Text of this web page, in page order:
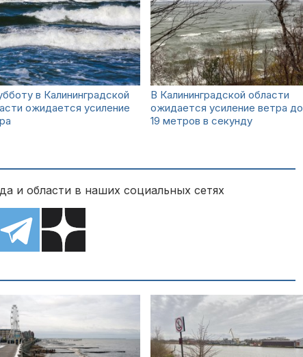
в Калининградской
ожидается усиление
В Калининградской области
ожидается усиление ветра до
19 метров в секунду
и области в наших социальных сетях